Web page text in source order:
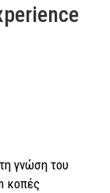
γνώση του
κοπές